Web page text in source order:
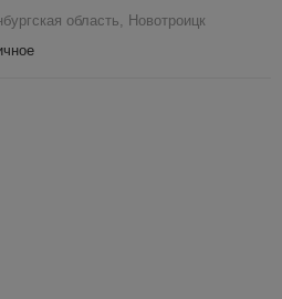
область, Новотроицк